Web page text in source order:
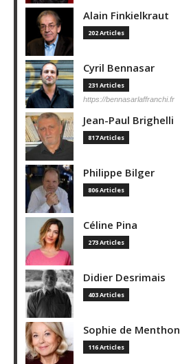
Alain Finkielkraut
202 Articles
Cyril Bennasar
231 Articles
https://bennasarlaffranchi.fr
Jean-Paul Brighelli
817 Articles
Philippe Bilger
806 Articles
Céline Pina
273 Articles
Didier Desrimais
403 Articles
Sophie de Menthon
116 Articles